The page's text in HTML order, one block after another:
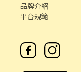
品牌介紹
平台規範